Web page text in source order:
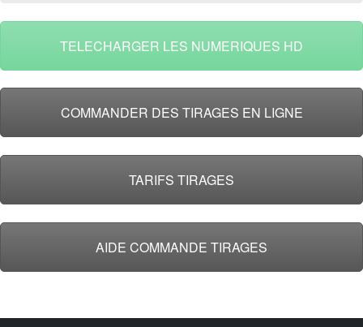
TELECHARGER LES NUMERIQUES HD
COMMANDER DES TIRAGES EN LIGNE
TARIFS TIRAGES
AIDE COMMANDE TIRAGES